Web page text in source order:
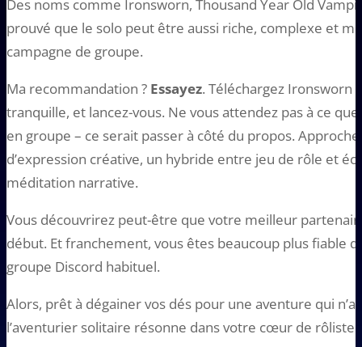
Des noms comme Ironsworn, Thousand Year Old
prouvé que le solo peut être aussi riche, complexe et
campagne de groupe.
Ma recommandation ? Essayez. Téléchargez Ironsworn
tranquille, et lancez-vous. Ne vous attendez pas à ce
en groupe – ce serait passer à côté du propos.
d’expression créative, un hybride entre jeu de rôle et
méditation narrative.
Vous découvrirez peut-être que votre meilleur
début. Et franchement, vous êtes beaucoup plus fiable
groupe Discord habituel.
Alors, prêt à dégainer vos dés pour une aventure qui
l’aventurier solitaire résonne dans votre cœur de rôliste.